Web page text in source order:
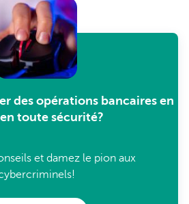
des opérations bancaires en
toute sécurité?
et damez le pion aux